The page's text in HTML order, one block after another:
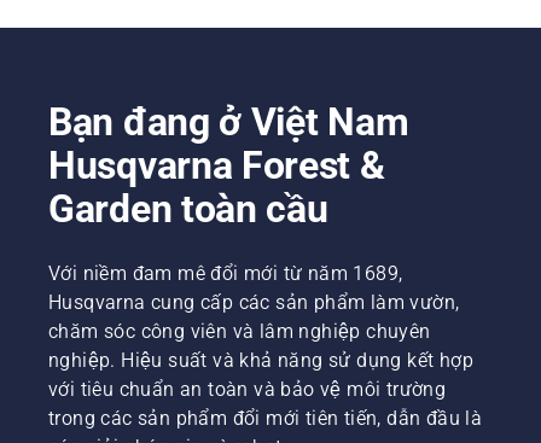
Bạn đang ở Việt Nam
Husqvarna Forest &
Garden toàn cầu
Với niềm đam mê đổi mới từ năm 1689,
Husqvarna cung cấp các sản phẩm làm vườn,
chăm sóc công viên và lâm nghiệp chuyên
nghiệp. Hiệu suất và khả năng sử dụng kết hợp
với tiêu chuẩn an toàn và bảo vệ môi trường
trong các sản phẩm đổi mới tiên tiến, dẫn đầu là